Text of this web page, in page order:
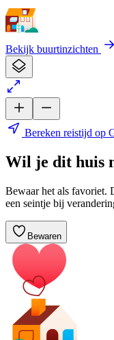
Bekijk buurtinzichten
Bereken reistijd op
Wil je dit huis
Bewaar het als favoriet.
een seintje bij
Bewaren